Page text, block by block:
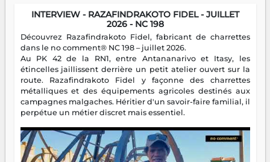
INTERVIEW - RAZAFINDRAKOTO FIDEL - JUILLET
2026 - NC 198
Découvrez Razafindrakoto Fidel, fabricant de charrettes
dans le no comment® NC 198 – juillet 2026.
Au PK 42 de la RN1, entre Antananarivo et Itasy, les
étincelles jaillissent derrière un petit atelier ouvert sur la
route. Razafindrakoto Fidel y façonne des charrettes
métalliques et des équipements agricoles destinés aux
campagnes malgaches. Héritier d'un savoir-faire familial, il
perpétue un métier discret mais essentiel.